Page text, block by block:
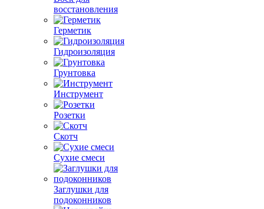
восстановления
Герметик
Гидроизоляция
Грунтовка
Инструмент
Розетки
Скотч
Сухие смеси
Заглушки для
подоконников